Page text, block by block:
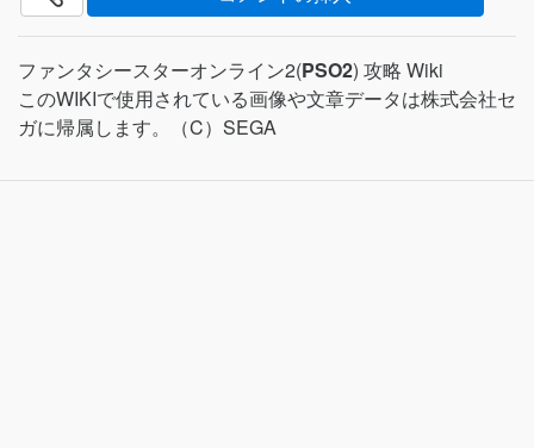
ファンタシースターオンライン2(PSO2) 攻略 Wiki
このWIKIで使用されている画像や文章データは株式会社セ
ガに帰属します。（C）SEGA